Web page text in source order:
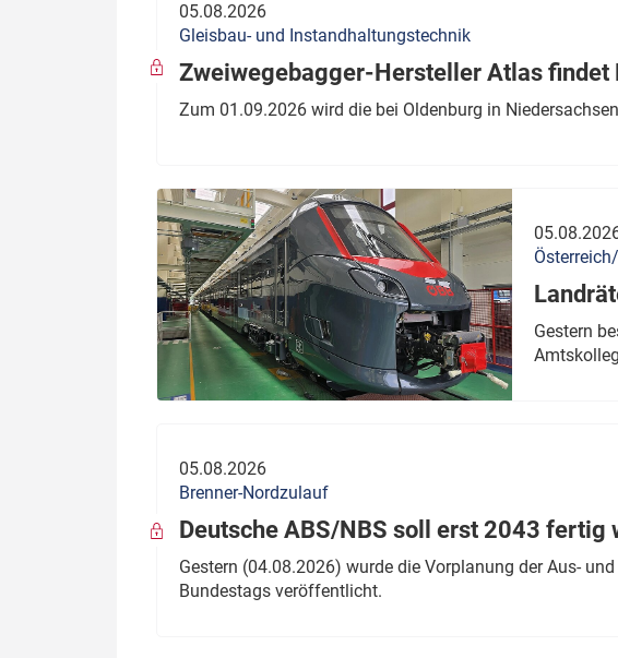
Thema des Monats
Dossier: Generalsanierung
Dossier: ETCS
05.08.2026
Gleisbau- und Instandhaltungstechnik
Zweiwegebagger-Hersteller Atlas findet
Zum 01.09.2026 wird die bei Oldenburg in
Gestern
05.08.2026
Brenner-Nordzulauf
Deutsche ABS/NBS soll erst 2043 fertig
Gestern (04.08.2026) wurde die Vorplanung der Aus-
Bundestags veröffentlicht.